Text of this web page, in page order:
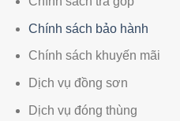
Chính sách bảo hành
Chính sách khuyến mãi
Dịch vụ đồng sơn
Dịch vụ đóng thùng